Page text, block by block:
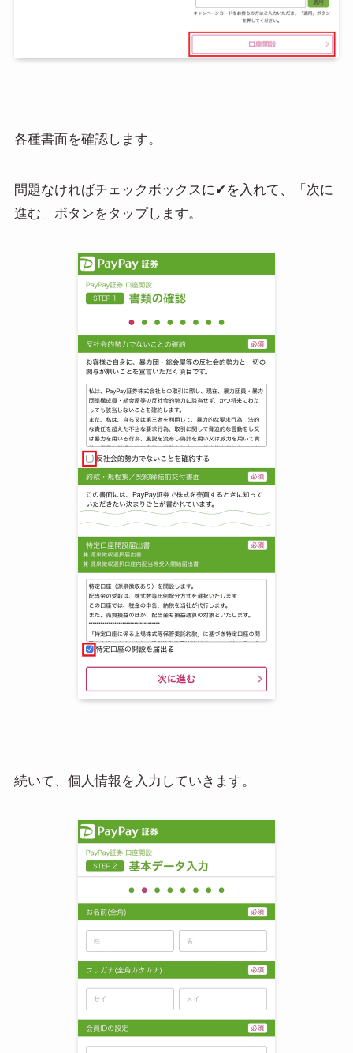
各種書面を確認します。
問題なければチェックボックスに✔を入れて、「次に
進む」ボタンをタップします。
続いて、個人情報を入力していきます。